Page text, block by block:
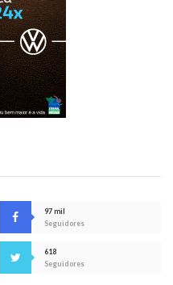
97 mil
Seguidores
618
Seguidores